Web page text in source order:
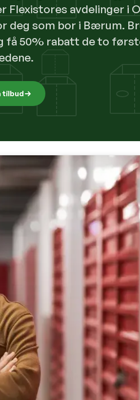
Flexistores avdelinger i
deg som bor i Bærum.
få 50% rabatt de to
tilbud